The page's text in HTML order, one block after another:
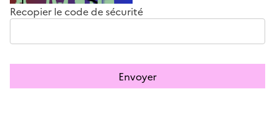
Recopier le code de sécurité
Envoyer